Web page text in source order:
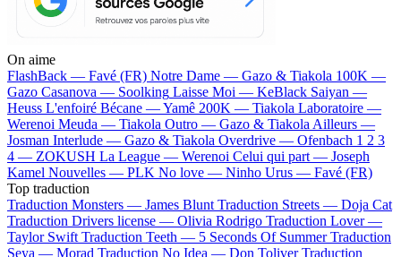
On aime
FlashBack — Favé (FR) Notre Dame — Gazo & Tiakola 100K —
Gazo Casanova — Soolking Laisse Moi — KeBlack Saiyan —
Heuss L'enfoiré Bécane —Yamê 200K — Tiakola Laboratoire —
Werenoi Meuda — Tiakola Outro — Gazo & Tiakola Ailleurs —
Josman Interlude — Gazo & Tiakola Overdrive — Ofenbach 1 2 3
4 — ZOKUSH La League — Werenoi Celui qui part — Joseph
Kamel Nouvelles — PLK No love — Ninho Urus — Favé (FR)
Top traduction
Traduction Monsters — James Blunt Traduction Streets — Doja Cat
Traduction Drivers license — Olivia Rodrigo Traduction Lover —
Taylor Swift Traduction Teeth — 5 Seconds Of Summer Traduction
Seya — Morad Traduction No Idea — Don Toliver Traduction